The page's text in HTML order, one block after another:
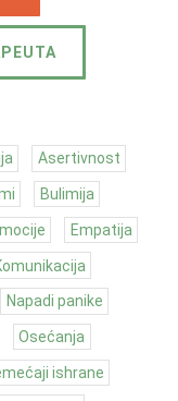
Asertivnost
Bulimija
Empatija
Napadi panike
Osećanja
ishrane